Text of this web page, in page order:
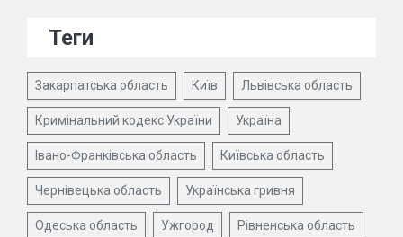
Теги
Закарпатська область Київ Львівська область
Кримінальний кодекс України Україна
Івано-Франківська область Київська область
Чернівецька область Українська гривня
Одеська область Ужгород Рівненська область